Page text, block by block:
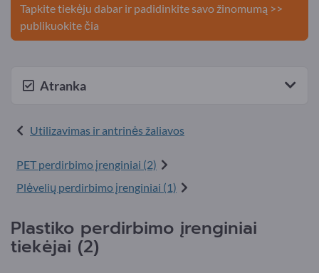
Tapkite tiekėju dabar ir padidinkite savo žinomumą >>
publikuokite čia
Atranka
Utilizavimas ir antrinės žaliavos
PET perdirbimo įrenginiai (2)
Plėvelių perdirbimo įrenginiai (1)
Plastiko perdirbimo įrenginiai
tiekėjai (2)